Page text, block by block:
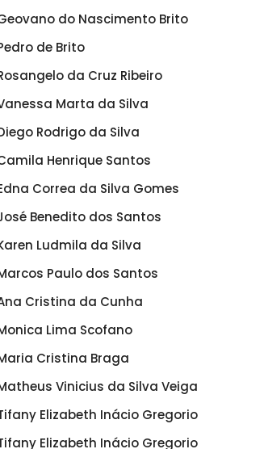
do Nascimento Brito
de Brito
da Cruz Ribeiro
Marta da Silva
Rodrigo da Silva
Henrique Santos
Correa da Silva Gomes
Benedito dos Santos
Ludmila da Silva
Paulo dos Santos
Cristina da Cunha
Lima Scofano
Cristina Braga
Vinicius da Silva Veiga
Elizabeth Inácio Gregorio
Elizabeth Inácio Gregorio